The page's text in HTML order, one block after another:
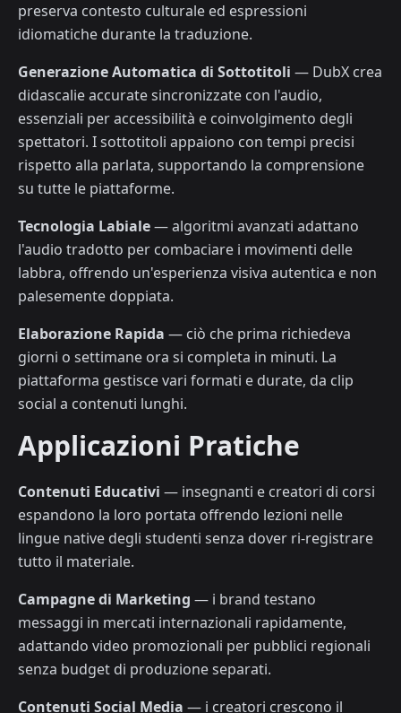
preserva contesto culturale ed espressioni
idiomatiche durante la traduzione.
Generazione Automatica di Sottotitoli — DubX crea
didascalie accurate sincronizzate con l'audio,
essenziali per accessibilità e coinvolgimento degli
spettatori. I sottotitoli appaiono con tempi precisi
rispetto alla parlata, supportando la comprensione
su tutte le piattaforme.
Tecnologia Labiale— algoritmi avanzati adattano
l'audio tradotto per combaciare i movimenti delle
labbra, offrendo un'esperienza visiva autentica e non
palesemente doppiata.
Elaborazione Rapida — ciò che prima richiedeva
giorni o settimane ora si completa in minuti. La
piattaforma gestisce vari formati e durate, da clip
social a contenuti lunghi.
Applicazioni Pratiche
Contenuti Educativi — insegnanti e creatori di corsi
espandono la loro portata offrendo lezioni nelle
lingue native degli studenti senza dover ri-registrare
tutto il materiale.
Campagne di Marketing — i brand testano
messaggi in mercati internazionali rapidamente,
adattando video promozionali per pubblici regionali
senza budget di produzione separati.
Contenuti Social Media — i creatori crescono il